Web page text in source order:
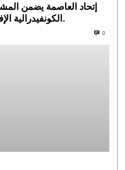
إتحاد العاصمة يضمن
الكونفيدرالية الإفريقية الموسم القادم.
0